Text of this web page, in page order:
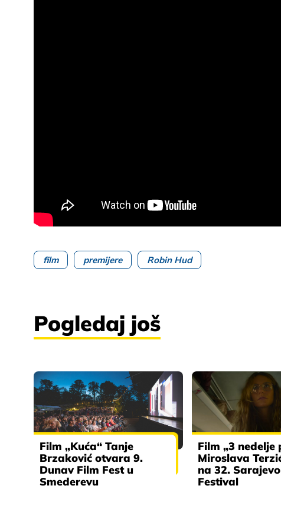
film premijere Robin Hud
Pogledaj još
Film „Kuća“ Tanje
Brzaković otvara 9.
Dunav Film Fest u
Smederevu
Film „3 nedelje
Miroslava
na 32.
Festival